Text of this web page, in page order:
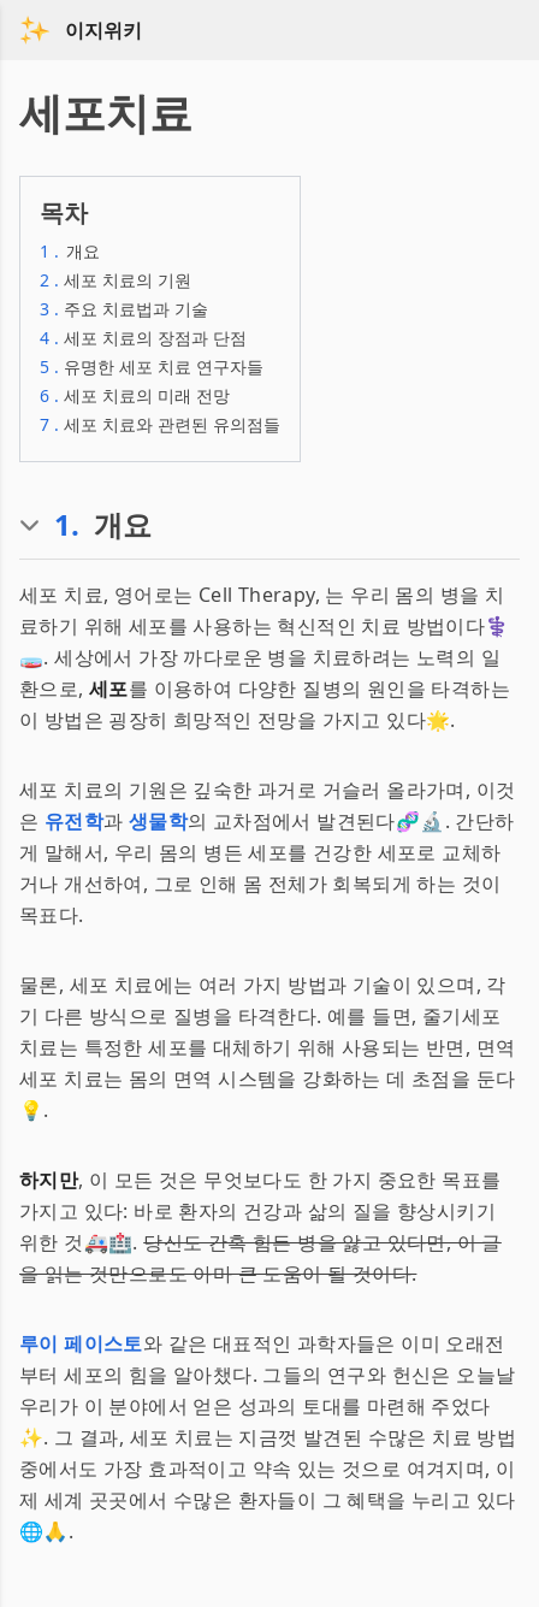
이지위키
세포치료
목차
1 . 개요
2 . 세포 치료의 기원
3 . 주요 치료법과 기술
4 . 세포 치료의 장점과 단점
5 . 유명한 세포 치료 연구자들
6 . 세포 치료의 미래 전망
7 . 세포 치료와 관련된 유의점들
1. 개요
세포 치료, 영어로는 Cell Therapy, 는 우리 몸의 병을 치
료하기 위해 세포를 사용하는 혁신적인 치료 방법이다⚕️
🧫. 세상에서 가장 까다로운 병을 치료하려는 노력의 일
환으로, 세포를 이용하여 다양한 질병의 원인을 타격하는
이 방법은 굉장히 희망적인 전망을 가지고 있다🌟.
세포 치료의 기원은 깊숙한 과거로 거슬러 올라가며, 이것
은 유전학과 생물학의 교차점에서 발견된다🧬🔬. 간단하
게 말해서, 우리 몸의 병든 세포를 건강한 세포로 교체하
거나 개선하여, 그로 인해 몸 전체가 회복되게 하는 것이
목표다.
물론, 세포 치료에는 여러 가지 방법과 기술이 있으며, 각
기 다른 방식으로 질병을 타격한다. 예를 들면, 줄기세포
치료는 특정한 세포를 대체하기 위해 사용되는 반면, 면역
세포 치료는 몸의 면역 시스템을 강화하는 데 초점을 둔다
💡.
하지만, 이 모든 것은 무엇보다도 한 가지 중요한 목표를
가지고 있다: 바로 환자의 건강과 삶의 질을 향상시키기
위한 것🚑🏥.당신도 간혹 힘든 병을 앓고 있다면, 이 글
을 읽는 것만으로도 아마 큰 도움이 될 것이다.
루이 페이스토와 같은 대표적인 과학자들은 이미 오래전
부터 세포의 힘을 알아챘다. 그들의 연구와 헌신은 오늘날
우리가 이 분야에서 얻은 성과의 토대를 마련해 주었다
✨. 그 결과, 세포 치료는 지금껏 발견된 수많은 치료 방법
중에서도 가장 효과적이고 약속 있는 것으로 여겨지며, 이
제 세계 곳곳에서 수많은 환자들이 그 혜택을 누리고 있다
🌐🙏.